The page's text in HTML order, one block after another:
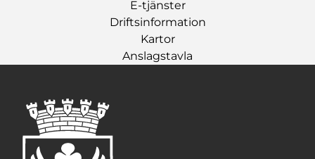
E-tjänster
Driftsinformation
Kartor
Anslagstavla